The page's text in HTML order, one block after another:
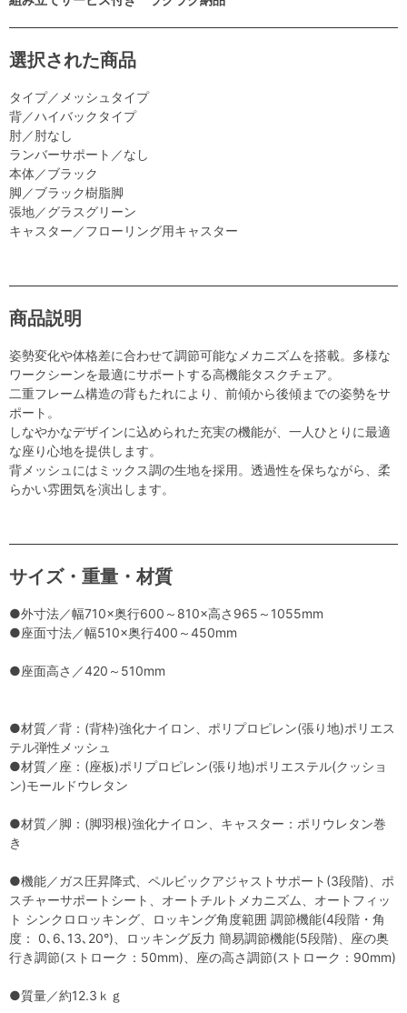
選択された商品
タイプ／メッシュタイプ
背／ハイバックタイプ
肘／肘なし
ランバーサポート／なし
本体／ブラック
脚／ブラック樹脂脚
張地／グラスグリーン
キャスター／フローリング用キャスター
商品説明
姿勢変化や体格差に合わせて調節可能なメカニズムを搭載。多様な
ワークシーンを最適にサポートする高機能タスクチェア。
二重フレーム構造の背もたれにより、前傾から後傾までの姿勢をサ
ポート。
しなやかなデザインに込められた充実の機能が、一人ひとりに最適
な座り心地を提供します。
背メッシュにはミックス調の生地を採用。透過性を保ちながら、柔
らかい雰囲気を演出します。
サイズ・重量・材質
●外寸法／幅710×奥行600～810×高さ965～1055mm
●座面寸法／幅510×奥行400～450mm
●座面高さ／420～510mm
●材質／背：(背枠)強化ナイロン、ポリプロピレン(張り地)ポリエス
テル弾性メッシュ
●材質／座：(座板)ポリプロピレン(張り地)ポリエステル(クッショ
ン)モールドウレタン
●材質／脚：(脚羽根)強化ナイロン、キャスター：ポリウレタン巻
き
●機能／ガス圧昇降式、ペルビックアジャストサポート(3段階)、ポ
スチャーサポートシート、オートチルトメカニズム、オートフィッ
ト シンクロロッキング、ロッキング角度範囲 調節機能(4段階・角
度： 0､6､13､20°)、ロッキング反力 簡易調節機能(5段階)、座の奥
行き調節(ストローク：50mm)、座の高さ調節(ストローク：90mm)
●質量／約12.3ｋｇ